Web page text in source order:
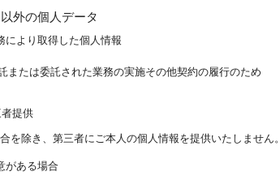
外の個人データ
により取得した個人情報
または委託された業務の実施その他契約の履行のため
提供
を除き、第三者にご本人の個人情報を提供いたしません。
がある場合